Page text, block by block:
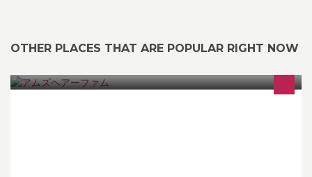
OTHER PLACES THAT ARE POPULAR RIGHT NOW